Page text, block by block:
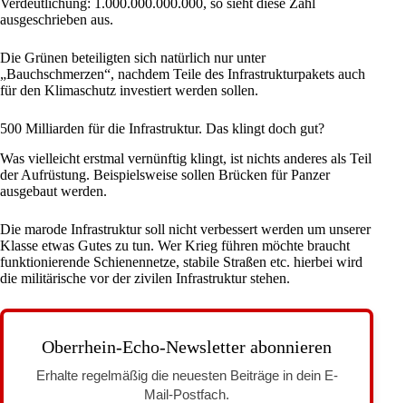
Verdeutlichung: 1.000.000.000.000, so sieht diese Zahl
ausgeschrieben aus.
Die Grünen beteiligten sich natürlich nur unter
„Bauchschmerzen“, nachdem Teile des Infrastrukturpakets auch
für den Klimaschutz investiert werden sollen.
500 Milliarden für die Infrastruktur. Das klingt doch gut?
Was vielleicht erstmal vernünftig klingt, ist nichts anderes als Teil
der Aufrüstung. Beispielsweise sollen Brücken für Panzer
ausgebaut werden.
Die marode Infrastruktur soll nicht verbessert werden um unserer
Klasse etwas Gutes zu tun. Wer Krieg führen möchte braucht
funktionierende Schienennetze, stabile Straßen etc. hierbei wird
die militärische vor der zivilen Infrastruktur stehen.
Oberrhein-Echo-Newsletter abonnieren
Erhalte regelmäßig die neuesten Beiträge in dein E-
Mail-Postfach.